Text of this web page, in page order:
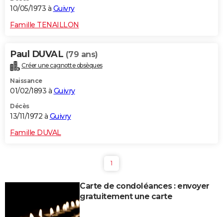
10/05/1973 à Guivry
Famille TENAILLON
Paul DUVAL (79 ans)
Créer une cagnotte obsèques
Naissance
01/02/1893 à Guivry
Décès
13/11/1972 à Guivry
Famille DUVAL
1
Carte de condoléances : envoyer
gratuitement une carte